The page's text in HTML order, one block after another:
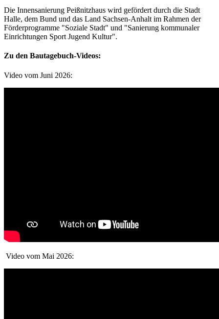
Die Innensanierung Peißnitzhaus wird gefördert durch die Stadt
Halle, dem Bund und das Land Sachsen-Anhalt im Rahmen der
Förderprogramme "Soziale Stadt" und "Sanierung kommunaler
Einrichtungen Sport Jugend Kultur".
Zu den Bautagebuch-Videos:
Video vom Juni 2026:
Video vom Mai 2026: